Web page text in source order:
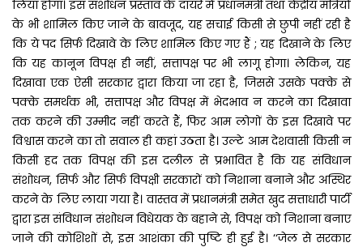
लिया होगा। इस संशोधन प्रस्ताव के दायरे में प्रधानमंत्री तथा केंद्रीय मंत्रियों
के भी शामिल किए जाने के बावजूद, यह सचाई किसी से छुपी नहीं रही है
कि ये पद सिर्फ दिखावे के लिए शामिल किए गए हैं ; यह दिखाने के लिए
कि यह कानून विपक्ष ही नहीं, सत्तापक्ष पर भी लागू होगा। लेकिन, यह
दिखावा एक ऐसी सरकार द्वारा किया जा रहा है, जिससे उसके पक्के से
पक्के समर्थक भी, सत्तापक्ष और विपक्ष में भेदभाव न करने का दिखावा
तक करने की उम्मीद नहीं करते हैं, फिर आम लोगों के इस दिखावे पर
विश्वास करने का तो सवाल ही कहां उठता है। उल्टे आम देशवासी किसी न
किसी हद तक विपक्ष की इस दलील से प्रभावित है कि यह संविधान
संशोधन, सिर्फ और सिर्फ विपक्षी सरकारों को निशाना बनाने और अस्थिर
करने के लिए लाया गया है। वास्तव में प्रधानमंत्री समेत खुद सत्ताधारी पार्टी
द्वारा इस संविधान संशोधन विधेयक के बहाने से, विपक्ष को निशाना बनाए
जाने की कोशिशों से, इस आशंका की पुष्टि ही हुई है। ‘‘जेल से सरकार